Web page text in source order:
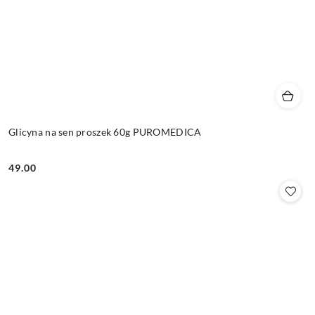
Glicyna na sen proszek 60g PUROMEDICA
Cena:
49.00